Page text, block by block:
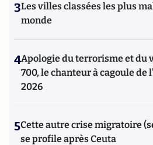
3Les villes classées les plus
monde
4Apologie du terrorisme et du
700, le chanteur à cagoule de
2026
5Cette autre crise migratoire
se profile après Ceuta